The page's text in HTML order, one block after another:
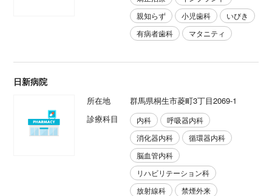
親知らず
小児歯科
いびき
有病者歯科
マタニティ
日新病院
所在地
群馬県桐生市菱町3丁目2069-1
診療科目
内科
呼吸器内科
消化器内科
循環器内科
脳血管内科
リハビリテーション科
放射線科
禁煙外来